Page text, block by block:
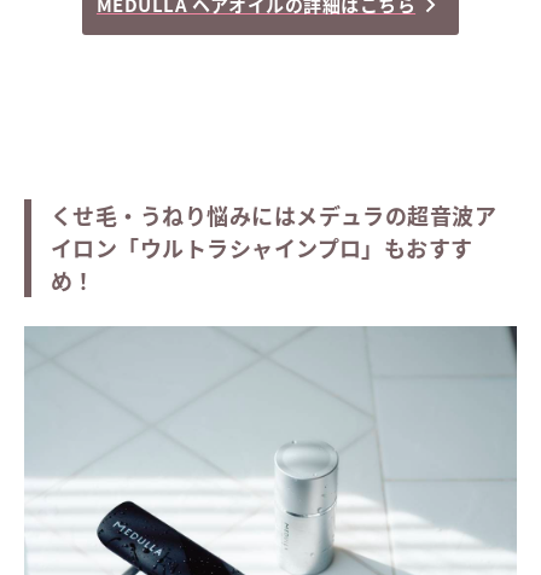
くせ毛・うねり悩みにはメデュラの超音波ア
イロン「ウルトラシャインプロ」もおすす
め！